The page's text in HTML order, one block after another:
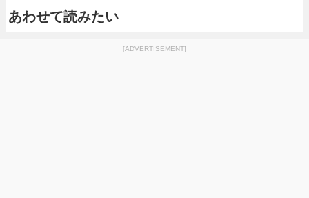
あわせて読みたい
[ADVERTISEMENT]